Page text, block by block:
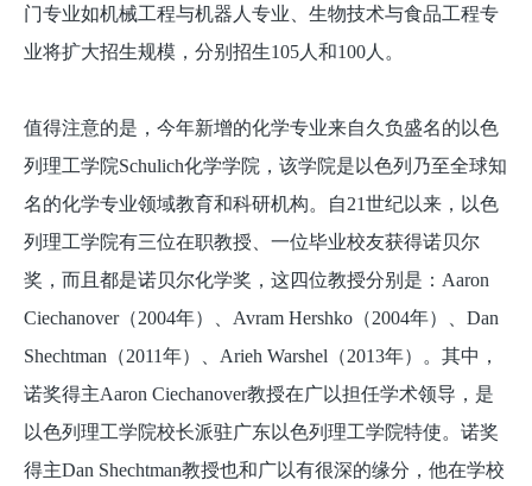
门专业如机械工程与机器人专业、生物技术与食品工程专
业将扩大招生规模，分别招生105人和100人。
值得注意的是，今年新增的化学专业来自久负盛名的以色
列理工学院Schulich化学学院，该学院是以色列乃至全球知
名的化学专业领域教育和科研机构。自21世纪以来，以色
列理工学院有三位在职教授、一位毕业校友获得诺贝尔
奖，而且都是诺贝尔化学奖，这四位教授分别是：Aaron
Ciechanover（2004年）、Avram Hershko（2004年）、Dan
Shechtman（2011年）、Arieh Warshel（2013年）。其中，
诺奖得主Aaron Ciechanover教授在广以担任学术领导，是
以色列理工学院校长派驻广东以色列理工学院特使。诺奖
得主Dan Shechtman教授也和广以有很深的缘分，他在学校